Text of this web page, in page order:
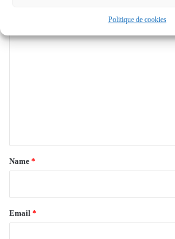
Politique de cookies
*
Name *
Email *